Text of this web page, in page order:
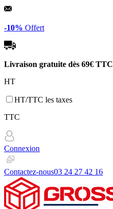
Panneau de gestion des cookies
-10% Offert
Livraison gratuite dès 69€ TTC
HT
HT/TTC les taxes
TTC
Connexion
Contactez-nous03 24 27 42 16